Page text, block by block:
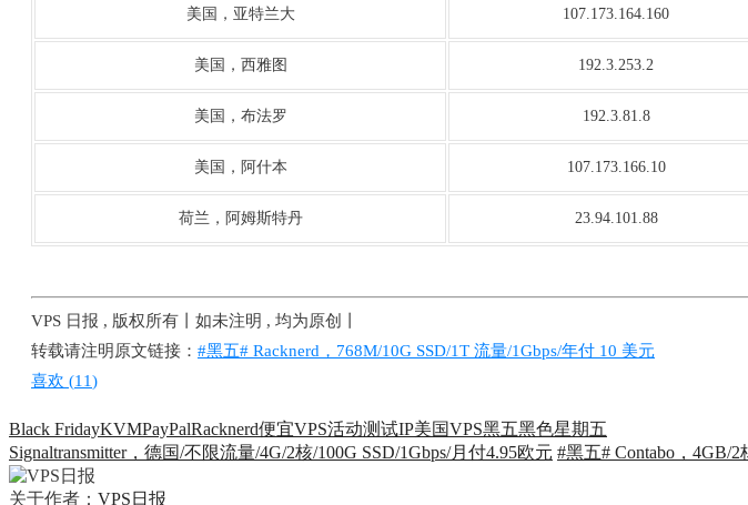
美国，亚特兰大 107.173.164.160
美国，西雅图 192.3.253.2
美国，布法罗 192.3.81.8
美国，阿什本 107.173.166.10
荷兰，阿姆斯特丹 23.94.101.88
VPS 日报 , 版权所有丨如未注明 , 均为原创丨
转载请注明原文链接： #黑五# Racknerd，768M/10G SSD/1T 流量/1Gbps/年付 10 美元
喜欢 (11)
Black FridayKVMPayPalRacknerd便宜VPS活动测试IP美国VPS黑五黑色星期五
Signaltransmitter，德国/不限流量/4G/2核/100G SSD/1Gbps/月付4.95欧元 #黑五# Contabo，4GB/
关于作者： VPS日报